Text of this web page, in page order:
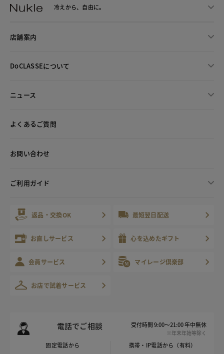
冷えから、 自由に。
店舗案内
DoCLASSEについて
ニュース
よくあるご質問
お問い合わせ
ご利用ガイド
返品・交換OK 最短翌日配送
お直しサービス 心を込めたギフト
会員サービス マイレージ倶楽部
お店で試着サービス
電話でご相談 受付時間 9:00～21:00 年中無休
※年末年始等除く
固定電話から 携帯・IP電話から（有料）